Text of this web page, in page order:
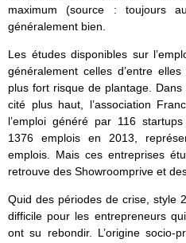
maximum (source : toujours
généralement bien.
Les études disponibles sur
généralement celles d’entre
plus fort risque de plantage. Dans
cité plus haut, l’association
l’emploi généré par 116
1376 emplois en 2013,
emplois. Mais ces entreprises
retrouve des Showroomprive et
Quid des périodes de crise, style
difficile pour les entrepreneurs
ont su rebondir. L’origine socio-